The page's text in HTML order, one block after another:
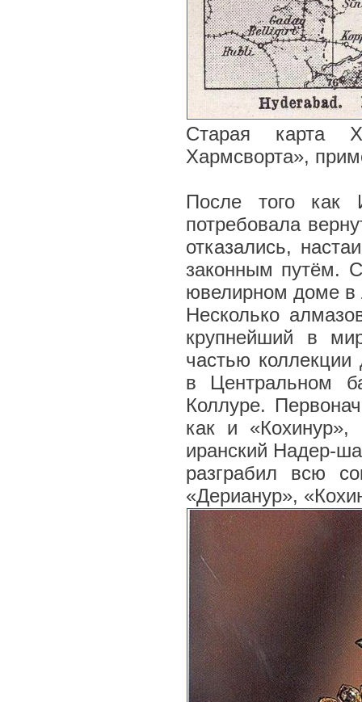
Старая карта
Хармсворта»,
После того как
потребовала
отказались,
законным путём.
ювелирном доме в
Несколько
крупнейший в
частью коллекции
в Центральном
Коллуре.
как и «Кохинур»,
иранский Надер-
разграбил всю
«Дерианур»,